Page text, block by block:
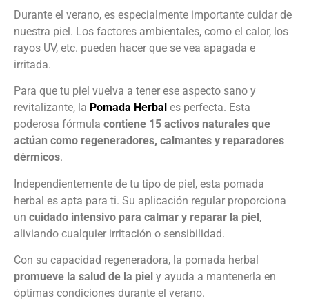
Durante el verano, es especialmente importante cuidar de
nuestra piel. Los factores ambientales, como el calor, los
rayos UV, etc. pueden hacer que se vea apagada e
irritada.
Para que tu piel vuelva a tener ese aspecto sano y
revitalizante, la Pomada Herbal es perfecta. Esta
poderosa fórmula contiene 15 activos naturales que
actúan como regeneradores, calmantes y reparadores
dérmicos.
Independientemente de tu tipo de piel, esta pomada
herbal es apta para ti. Su aplicación regular proporciona
un cuidado intensivo para calmar y reparar la piel,
aliviando cualquier irritación o sensibilidad.
Con su capacidad regeneradora, la pomada herbal
promueve la salud de la piel y ayuda a mantenerla en
óptimas condiciones durante el verano.